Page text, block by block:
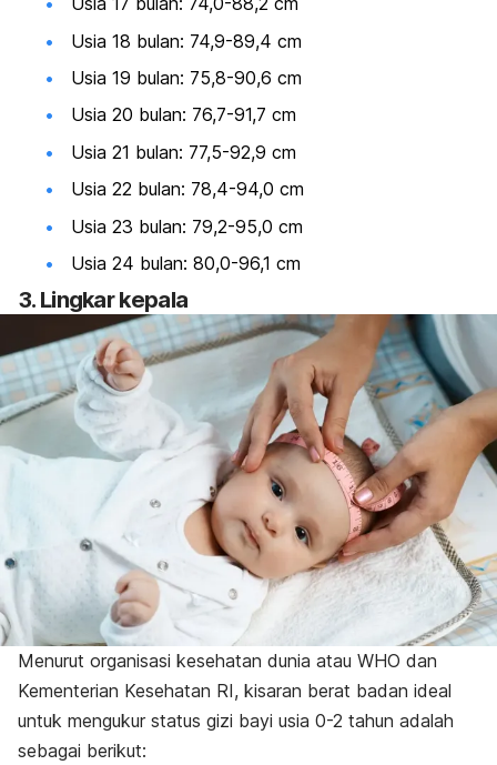
Usia 18 bulan: 74,9-89,4 cm
Usia 19 bulan: 75,8-90,6 cm
Usia 20 bulan: 76,7-91,7 cm
Usia 21 bulan: 77,5-92,9 cm
Usia 22 bulan: 78,4-94,0 cm
Usia 23 bulan: 79,2-95,0 cm
Usia 24 bulan: 80,0-96,1 cm
3. Lingkar kepala
Menurut organisasi kesehatan dunia atau WHO dan
Kementerian Kesehatan RI, kisaran berat badan ideal
untuk mengukur status gizi bayi usia 0-2 tahun adalah
sebagai berikut: